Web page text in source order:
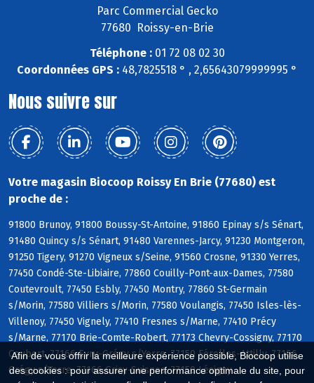
Afin de vous offrir la meilleure expérience possible, Biocoop utilise
des cookies : pour assurer une performance optimale du site, pour
Parc Commercial Gecko
77680 Roissy-en-Brie
Téléphone :01 72 08 02 30
Coordonnées GPS : 48,7825518 ° , 2,65643079999995 °
Nous suivre sur
Votre magasin Biocoop Roissy En Brie (77680) est
proche de :
91800 Brunoy, 91800 Boussy-St-Antoine, 91860 Epinay s/s Sénart,
91480 Quincy s/s Sénart, 91480 Varennes-Jarcy, 91230 Montgeron,
91250 Tigery, 91270 Vigneux s/Seine, 91560 Crosne, 91330 Yerres,
77450 Condé-Ste-Libiaire, 77860 Couilly-Pont-aux-Dames, 77580
Coutevroult, 77450 Esbly, 77450 Montry, 77860 St-Germain
s/Morin, 77580 Villiers s/Morin, 77580 Voulangis, 77450 Isles-lès-
Villenoy, 77450 Vignely, 77410 Fresnes s/Marne, 77410 Précy
s/Marne, 77170 Brie-Comte-Robert, 77173 Chevry-Cossigny, 77170
Coubert, 77166 Evry-Grégy s/Yerre, 77150 Férolles-Attilly, 77166
Grégy s/Yerre, 77166 Grisy-Suisnes, 77150 Lésigny